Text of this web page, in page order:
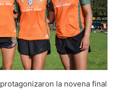
la novena final